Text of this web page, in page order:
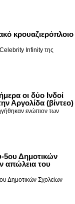
κρουαζιερόπλοιο
Infinity της
οι δύο Ινδοί
Αργολίδα (βίντεο)
ενώπιον των
5ου Δημοτικών
απώλεια του
Δημοτικών Σχολείων